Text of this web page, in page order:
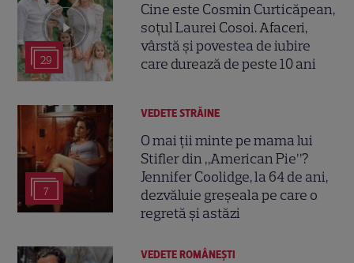
29
Cine este Cosmin Curticăpean,
soțul Laurei Cosoi. Afaceri,
vârstă și povestea de iubire
care durează de peste 10 ani
7
VEDETE STRĂINE
O mai ții minte pe mama lui
Stifler din „American Pie”?
Jennifer Coolidge, la 64 de ani,
dezvăluie greșeala pe care o
regretă și astăzi
VEDETE ROMÂNEŞTI